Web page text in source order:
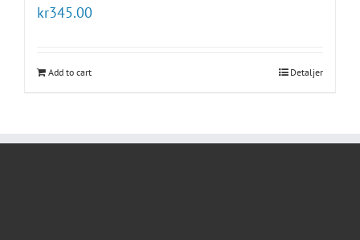
kr345.00
Add to cart Detaljer